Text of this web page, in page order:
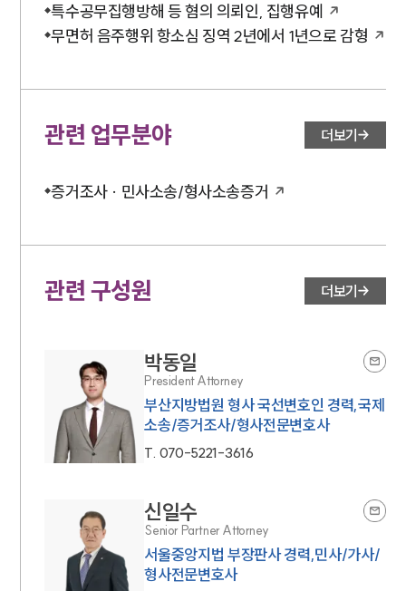
특수공무집행방해 등 혐의 의뢰인, 집행유예
무면허 음주행위 항소심 징역 2년에서 1년으로 감형
관련 업무분야 더보기
증거조사 · 민사소송/형사소송증거
관련 구성원 더보기
박동일
President Attorney
부산지방법원 형사 국선변호인 경력,국제
소송/증거조사/형사전문변호사
T. 070-5221-3616
신일수
Senior Partner Attorney
서울중앙지법 부장판사 경력,민사/가사/
형사전문변호사